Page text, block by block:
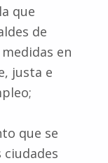
que
de
en
justa e
que se
ciudades